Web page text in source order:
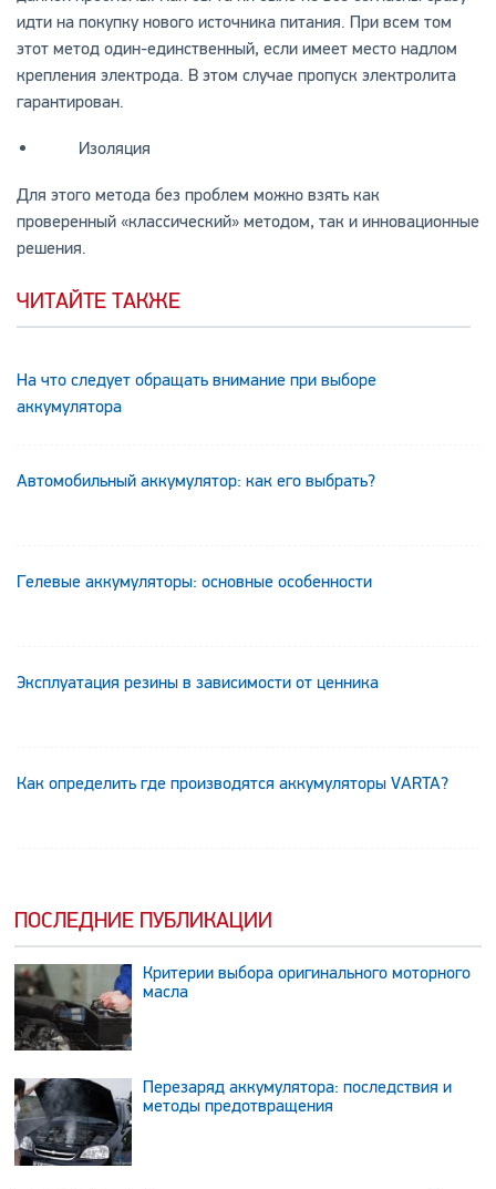
идти на покупку нового источника питания. При всем том
этот метод один-единственный, если имеет место надлом
крепления электрода. В этом случае пропуск электролита
гарантирован.
Изоляция
Для этого метода без проблем можно взять как
проверенный «классический» методом, так и инновационные
решения.
ЧИТАЙТЕ ТАКЖЕ
На что следует обращать внимание при выборе
аккумулятора
Автомобильный аккумулятор: как его выбрать?
Гелевые аккумуляторы: основные особенности
Эксплуатация резины в зависимости от ценника
Как определить где производятся аккумуляторы VARTA?
ПОСЛЕДНИЕ ПУБЛИКАЦИИ
Критерии выбора оригинального моторного
масла
Перезаряд аккумулятора: последствия и
методы предотвращения